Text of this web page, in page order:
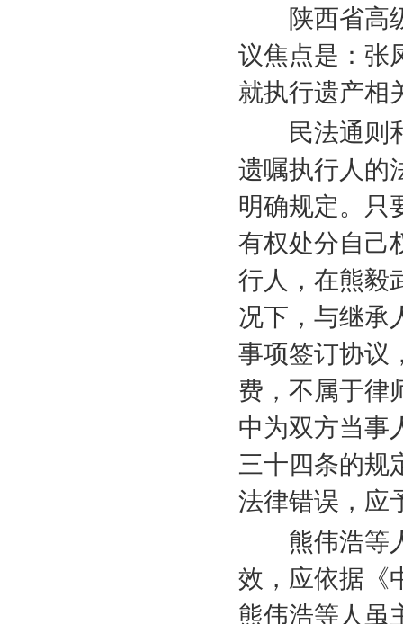
陕西省高级
议焦点是：张
就执行遗产相
民法通则和
遗嘱执行人的
明确规定。只
有权处分自己
行人，在熊毅
况下，与继承
事项签订协议
费，不属于律
中为双方当事
三十四条的规
法律错误，应
熊伟浩等人
效，应依据《
熊伟浩等人虽